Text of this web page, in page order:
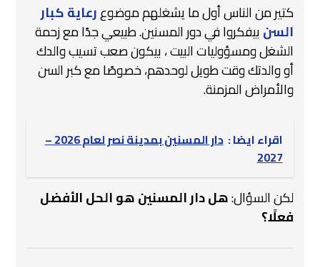
كتير من الناس أول ما يشغلهم موضوعرعاية كبار
السنبيفكروا في دور المسنين. طبيعي جدًا مع زحمة
الشغل ومسؤوليات البيت ‍‍‍، بيكون صعب تسيب والدك
أو والدتك وقت طويل لوحدهم، خصوصًا مع كبر السن
والأمراض المزمنة.
اقراء ايضا :
دار المسنين بمدينة نصر لعام 2026 –
2027
لكن السؤال:هل دار المسنين هو الحل الأفضل
فعلًا؟